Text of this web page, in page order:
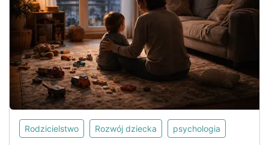
Rodzicielstwo Rozwój dziecka psychologia